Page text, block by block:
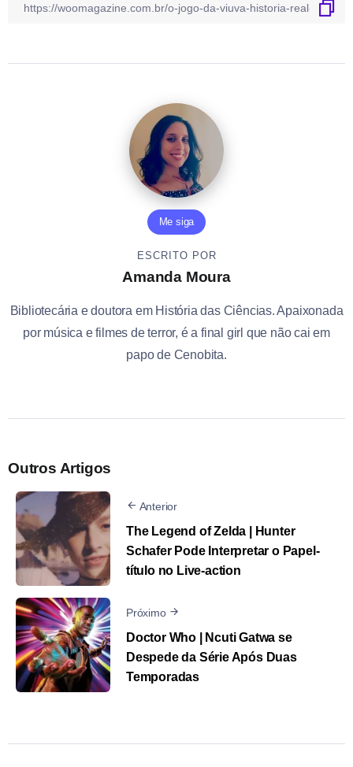
Me siga
ESCRITO POR
Amanda Moura
Bibliotecária e doutora em História das Ciências. Apaixonada
por música e filmes de terror, é a final girl que não cai em
papo de Cenobita.
Outros Artigos
Anterior
The Legend of Zelda | Hunter
Schafer Pode Interpretar o Papel-
título no Live-action
Próximo
Doctor Who | Ncuti Gatwa se
Despede da Série Após Duas
Temporadas